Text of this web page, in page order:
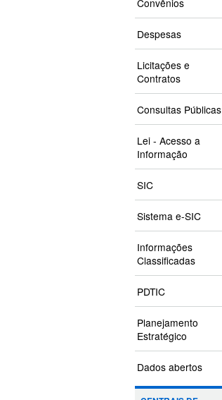
Convênios
Despesas
Licitações e
Contratos
Consultas Públicas
Lei - Acesso a
Informação
SIC
Sistema e-SIC
Informações
Classificadas
PDTIC
Planejamento
Estratégico
Dados abertos